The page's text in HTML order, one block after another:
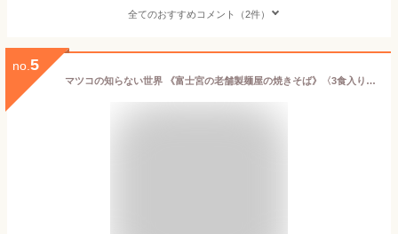
全てのおすすめコメント（2件）
no. 5
マツコの知らない世界 《富士宮の老舗製麺屋の焼きそば》〈3食入り〉マルモ食品 富士宮やきそば 富士宮焼きそば B級グルメ B1グランプリ むし麺 お試し お取り寄せグルメ 簡単調理 富士宮やきそば 送料無料 秘密のケンミンSHOW バナナマンのせっかくグルメ